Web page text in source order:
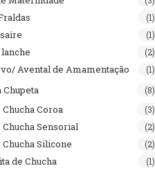
(1)
(1)
(2)
Avental de Amamentação (1)
Chupeta (8)
Chucha Coroa (3)
Chucha Sensorial (2)
Chucha Silicone (2)
de Chucha (1)